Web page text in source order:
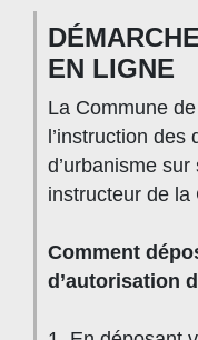
d'urbanisme en
EN LIGNE
La Commune
l’instruction des
d’urbanisme
instructeur de la
Comment
d’autorisation